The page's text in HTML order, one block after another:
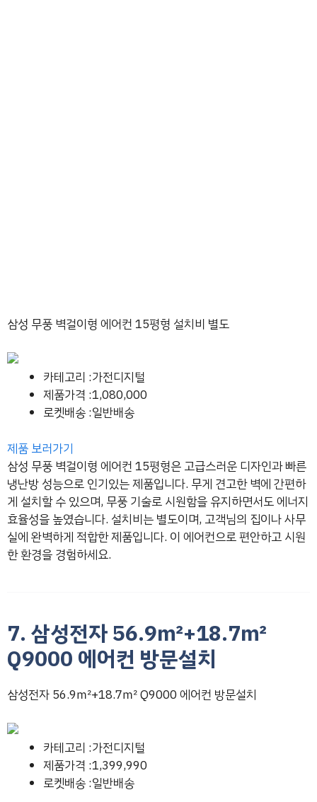
삼성 무풍 벽걸이형 에어컨 15평형 설치비 별도
카테고리 :가전디지털
제품가격 :1,080,000
로켓배송 :일반배송
제품 보러가기
삼성 무풍 벽걸이형 에어컨 15평형은 고급스러운 디자인과 빠른
냉난방 성능으로 인기있는 제품입니다. 무게 견고한 벽에 간편하
게 설치할 수 있으며, 무풍 기술로 시원함을 유지하면서도 에너지
효율성을 높였습니다. 설치비는 별도이며, 고객님의 집이나 사무
실에 완벽하게 적합한 제품입니다. 이 에어컨으로 편안하고 시원
한 환경을 경험하세요.
7. 삼성전자 56.9㎡+18.7㎡
Q9000 에어컨 방문설치
삼성전자 56.9㎡+18.7㎡ Q9000 에어컨 방문설치
카테고리 :가전디지털
제품가격 :1,399,990
로켓배송 :일반배송